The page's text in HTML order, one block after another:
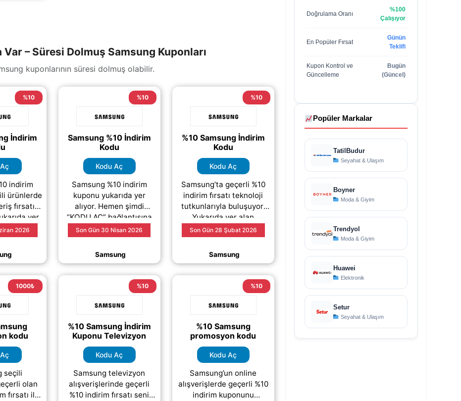
Var – Süresi Dolmuş Samsung Kuponları
kuponlarının süresi dolmuş olabilir.
%10
İndirim
indirim
ürünlerde
fırsatını
yer
“KODU
2026
%10
Samsung %10 İndirim
Kodu
Kodu Aç
Samsung %10 indirim
kuponu yukarıda yer
alıyor. Hemen şimdi
“KODU AÇ” bağlantısına
tıklayarak indirim kodunu
görüntüleyebilir ve ödeme
(daha&helliip;)
Son Gün 30 Nisan 2026
Samsung
%10
%10 Samsung İndirim
Kodu
Kodu Aç
Samsung’ta geçerli %10
indirim fırsatı teknoloji
tutkunlarıyla buluşuyor.
Yukarıda yer alan
bağlantıya tıklayarak
kodu açabilir ve ödeme
(daha&helliip;)
Son Gün 28 Şubat 2026
Samsung
1000₺
kodu
seçili
olan
fırsatı ile
%10
%10 Samsung İndirim
Kuponu Televizyon
Kodu Aç
Samsung televizyon
alışverişlerinde geçerli
%10 indirim fırsatı seni
%10
%10 Samsung
promosyon kodu
Kodu Aç
Samsung’un online
alışverişlerde geçerli %10
indirim kuponunu
Doğrulama Oranı
%100
Çalışıyor
En Popüler Fırsat
Günün
Teklifi
Kupon Kontrol ve
Güncelleme
Bugün
(Güncel)
Popüler Markalar
TatilBudur
Seyahat & Ulaşım
Boyner
Moda & Giyim
Trendyol
Moda & Giyim
Huawei
Elektronik
Setur
Seyahat & Ulaşım